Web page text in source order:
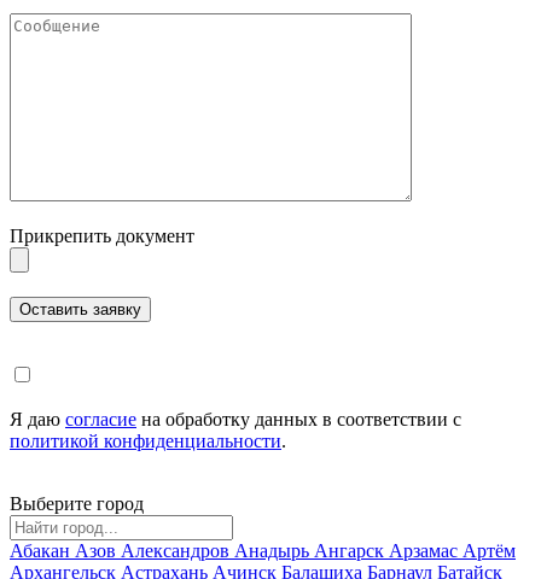
Прикрепить документ
Я даю согласие на обработку данных в соответствии с
политикой конфиденциальности.
Выберите город
Абакан Азов Александров Анадырь Ангарск Арзамас Артём
Архангельск Астрахань Ачинск Балашиха Барнаул Батайск